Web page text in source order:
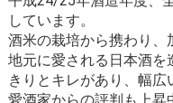
しています。
酒米の栽培から携わり、
地元に愛される日本酒を
きりとキレがあり、幅